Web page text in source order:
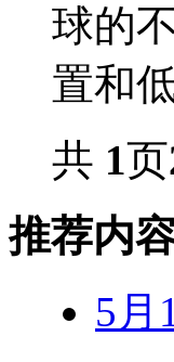
球的
置和
共 1页
推荐内
5月